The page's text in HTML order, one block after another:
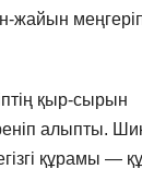
жайын
қыр-сырын
алыпты.
құрамы —